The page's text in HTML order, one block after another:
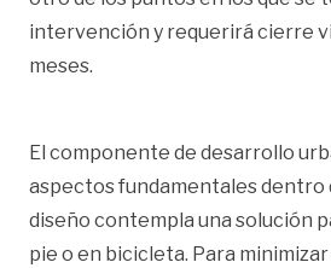
intervención y requerirá cierre
meses.
El componente de desarrollo
aspectos fundamentales dentro
diseño contempla una solución
pie o en bicicleta. Para